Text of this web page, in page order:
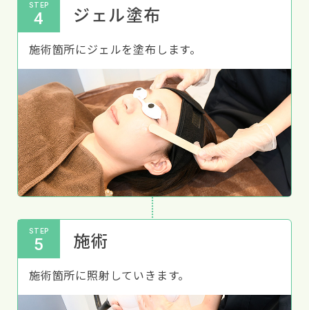
STEP
4 ジェル塗布
施術箇所にジェルを塗布します。
STEP
5 施術
施術箇所に照射していきます。